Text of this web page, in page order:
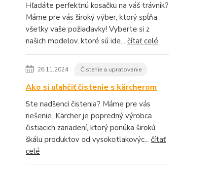
Hľadáte perfektnú kosačku na váš trávnik?
Máme pre vás široký výber, ktorý spĺňa
všetky vaše požiadavky! Vyberte si z
našich modelov, ktoré sú ide... čítať celé
26.11.2024 Čistenie a upratovanie
Ako si uľahčiť čistenie s kärcherom
Ste nadšenci čistenia? Máme pre vás
riešenie. Kärcher je popredný výrobca
čistiacich zariadení, ktorý ponúka širokú
škálu produktov od vysokotlakovýc... čítať
celé